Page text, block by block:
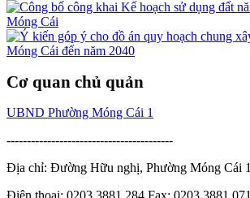
Cơ quan chủ quản
UBND Phường Móng Cái 1
-----------------------------------------
Địa chỉ: Đường Hữu nghị, Phường Móng Cái 1